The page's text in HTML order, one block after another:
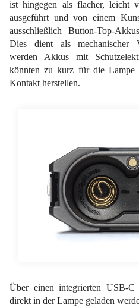
ist hingegen als flacher, leicht
ausgeführt und von einem
ausschließlich Button-Top-
Dies dient als mechanischer
werden Akkus mit
könnten zu kurz für die Lampe
Kontakt herstellen.
Über einen integrierten USB-
direkt in der Lampe geladen